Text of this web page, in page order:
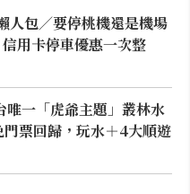
人包／要停桃機還是機場
用卡停車優惠一次整
唯一「虎爺主題」叢林水
票回歸，玩水＋4大順遊